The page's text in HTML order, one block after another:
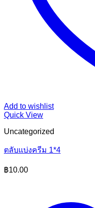
Add to wishlist
Quick View
Uncategorized
ตลับแบ่งครีม 1*4
฿10.00